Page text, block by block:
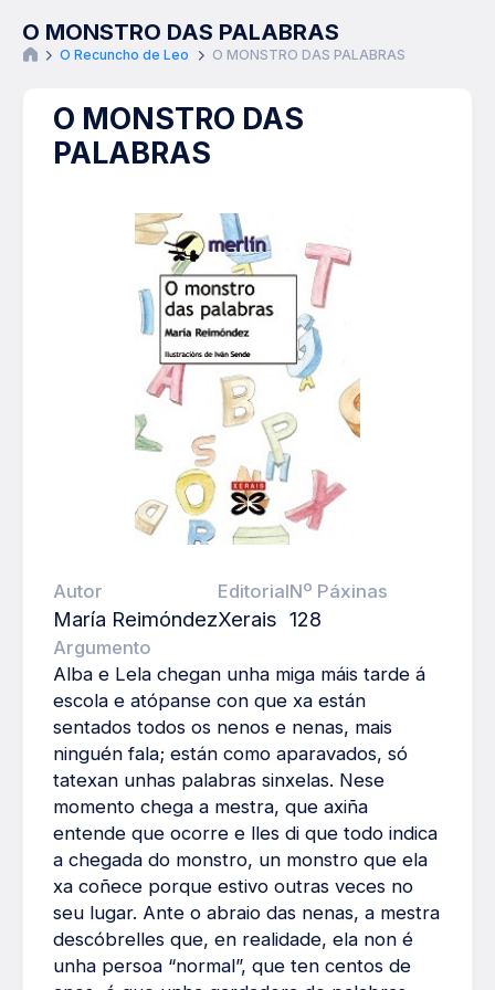
O MONSTRO DAS PALABRAS
O Recuncho de Leo O MONSTRO DAS PALABRAS
O MONSTRO DAS
PALABRAS
Autor
María Reimóndez
Editorial
Xerais
Nº Páxinas
128
Argumento
Alba e Lela chegan unha miga máis tarde á
escola e atópanse con que xa están
sentados todos os nenos e nenas, mais
ninguén fala; están como aparavados, só
tatexan unhas palabras sinxelas. Nese
momento chega a mestra, que axiña
entende que ocorre e lles di que todo indica
a chegada do monstro, un monstro que ela
xa coñece porque estivo outras veces no
seu lugar. Ante o abraio das nenas, a mestra
descóbrelles que, en realidade, ela non é
unha persoa “normal”, que ten centos de